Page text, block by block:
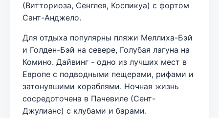
(Витториоза, Сенглея, Коспикуа) с фортом
Сант-Анджело.
Для отдыха популярны пляжи Меллиха-Бэй
и Голден-Бэй на севере, Голубая лагуна на
Комино. Дайвинг - одно из лучших мест в
Европе с подводными пещерами, рифами и
затонувшими кораблями. Ночная жизнь
сосредоточена в Пачевиле (Сент-
Джулианс) с клубами и барами.